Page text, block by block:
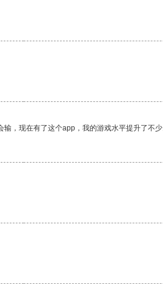
，现在有了这个app，我的游戏水平提升了不少